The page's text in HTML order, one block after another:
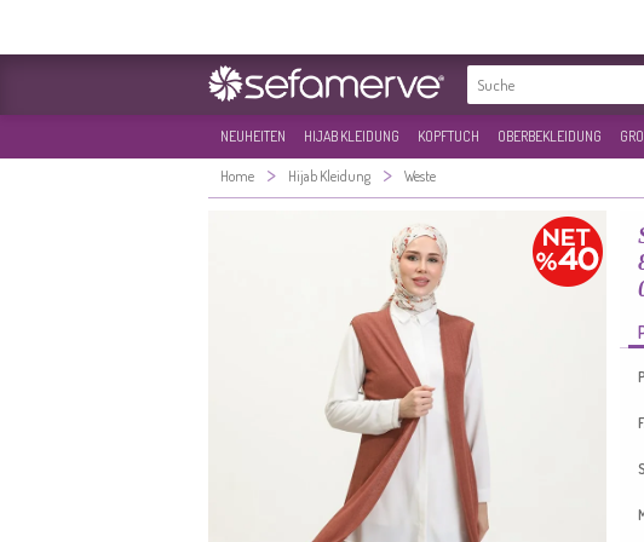
NEUHEITEN HIJAB KLEIDUNG KOPFTUCH OBERBEKLEIDUNG
Home > Hijab Kleidung > Weste